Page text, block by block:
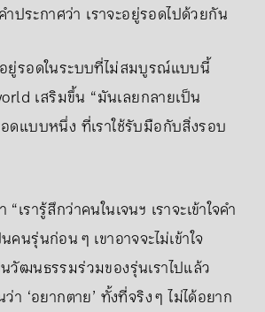
ประกาศว่า เราจะอยู่รอดไปด้วยกัน
อยู่รอดในระบบที่ไม่สมบูรณ์แบบนี้
เสริมขึ้น “มันเลยกลายเป็น
ดแบบหนึ่ง ที่เราใช้รับมือกับสิ่งรอบ
เรารู้สึกว่าคนในเจนฯ เราจะเข้าใจคำ
นรุ่นก่อน ๆ เขาอาจจะไม่เข้าใจ
วัฒนธรรมร่วมของรุ่นเราไปแล้ว
า ‘อยากตาย’ ทั้งที่จริง ๆ ไม่ได้อยาก